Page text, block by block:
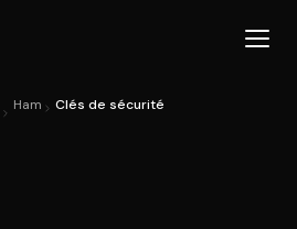
Ham Clés de sécurité